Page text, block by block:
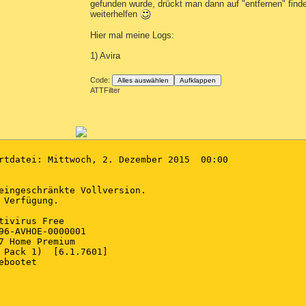
gefunden wurde, drückt man dann auf "entfernen"
weiterhelfen
Hier mal meine Logs:
1) Avira
Code: Alles auswählen Aufklappen
ATTFilter